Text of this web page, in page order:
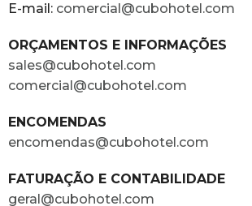
E-mail: comercial@cubohotel.com
ORÇAMENTOS E INFORMAÇÕES
sales@cubohotel.com
comercial@cubohotel.com
ENCOMENDAS
encomendas@cubohotel.com
FATURAÇÃO E CONTABILIDADE
geral@cubohotel.com